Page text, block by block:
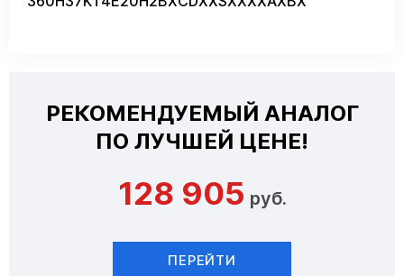
РЕКОМЕНДУЕМЫЙ АНАЛОГ
ПО ЛУЧШЕЙ ЦЕНЕ!
128 905 руб.
ПЕРЕЙТИ